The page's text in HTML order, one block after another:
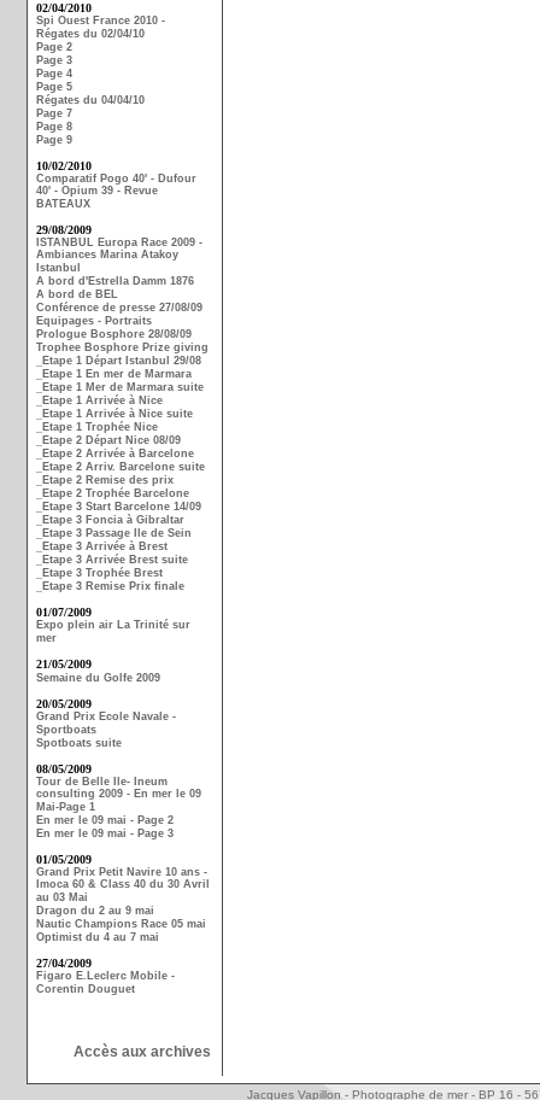
02/04/2010
Spi Ouest France 2010 -
Régates du 02/04/10
Page 2
Page 3
Page 4
Page 5
Régates du 04/04/10
Page 7
Page 8
Page 9
10/02/2010
Comparatif Pogo 40' - Dufour
40' - Opium 39 - Revue
BATEAUX
29/08/2009
ISTANBUL Europa Race 2009 -
Ambiances Marina Atakoy
Istanbul
A bord d'Estrella Damm 1876
A bord de BEL
Conférence de presse 27/08/09
Equipages - Portraits
Prologue Bosphore 28/08/09
Trophee Bosphore Prize giving
_Etape 1 Départ Istanbul 29/08
_Etape 1 En mer de Marmara
_Etape 1 Mer de Marmara suite
_Etape 1 Arrivée à Nice
_Etape 1 Arrivée à Nice suite
_Etape 1 Trophée Nice
_Etape 2 Départ Nice 08/09
_Etape 2 Arrivée à Barcelone
_Etape 2 Arriv. Barcelone suite
_Etape 2 Remise des prix
_Etape 2 Trophée Barcelone
_Etape 3 Start Barcelone 14/09
_Etape 3 Foncia à Gibraltar
_Etape 3 Passage Ile de Sein
_Etape 3 Arrivée à Brest
_Etape 3 Arrivée Brest suite
_Etape 3 Trophée Brest
_Etape 3 Remise Prix finale
01/07/2009
Expo plein air La Trinité sur
mer
21/05/2009
Semaine du Golfe 2009
20/05/2009
Grand Prix Ecole Navale -
Sportboats
Spotboats suite
08/05/2009
Tour de Belle Ile- Ineum
consulting 2009 - En mer le 09
Mai-Page 1
En mer le 09 mai - Page 2
En mer le 09 mai - Page 3
01/05/2009
Grand Prix Petit Navire 10 ans -
Imoca 60 & Class 40 du 30 Avril
au 03 Mai
Dragon du 2 au 9 mai
Nautic Champions Race 05 mai
Optimist du 4 au 7 mai
27/04/2009
Figaro E.Leclerc Mobile -
Corentin Douguet
Accès aux archives
Jacques Vapillon - Photographe de mer - BP 16 -